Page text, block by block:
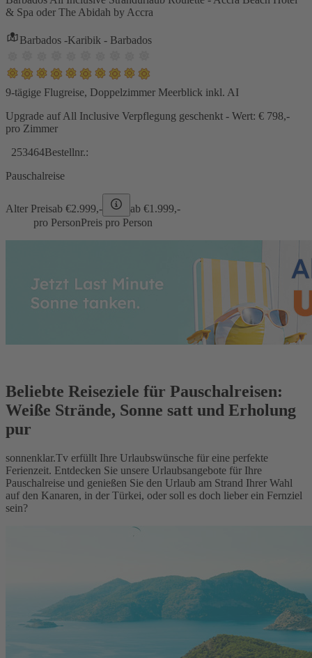
& Spa oder The Abidah by Accra
Barbados -Karibik - Barbados
9-tägige Flugreise, Doppelzimmer Meerblick inkl. AI
Upgrade auf All Inclusive Verpflegung geschenkt - Wert: € 798,-
pro Zimmer
253464Bestellnr.:
Pauschalreise
Alter Preisab €2.999,- ab €1.999,-
pro PersonPreis pro Person
Beliebte Reiseziele für Pauschalreisen:
Weiße Strände, Sonne satt und Erholung
pur
sonnenklar.Tv erfüllt Ihre Urlaubswünsche für eine perfekte
Ferienzeit. Entdecken Sie unsere Urlaubsangebote für Ihre
Pauschalreise und genießen Sie den Urlaub am Strand Ihrer Wahl
auf den Kanaren, in der Türkei, oder soll es doch lieber ein Fernziel
sein?